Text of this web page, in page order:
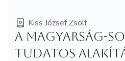
Kiss József Zsolt
A magyarság-
tudatos